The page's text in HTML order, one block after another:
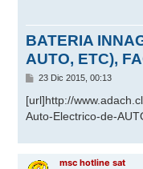
BATERIA
AUTO, ETC),
M
n
a
23 Dic 2015, 00:13
[url]http://
Auto-Electrico-de-
msc hotline sat